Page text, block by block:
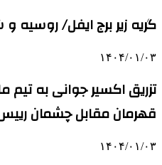
گریه زیر برج ایفل/ روسیه و
۱۴۰۴/۰۱/۰۳
تزریق اکسیر جوانی به
قهرمان مقابل چشمان
۱۴۰۴/۰۱/۰۳